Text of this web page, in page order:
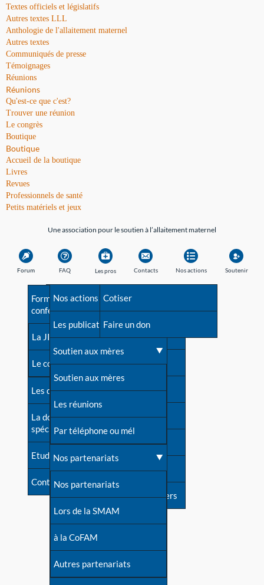
Textes officiels et législatifs
Autres textes LLL
Anthologie de l'allaitement maternel
Autres textes
Communiqués de presse
Témoignages
Réunions
Réunions
Qu'est-ce que c'est?
Trouver une réunion
Le congrès
Boutique
Boutique
Accueil de la boutique
Livres
Revues
Professionnels de santé
Petits matériels et jeux
Une association pour le soutien à l’allaitement maternel
Forum FAQ
Avant la naissance
Les débuts
Une difficulté d'allaitement ?
Cas particuliers
Mythes et vérités
Devenir animatrice ?
Une question sur le site
Les pros
Formations et
conférences
La JIA
Le congrès
Les dossiers de l'allaitement
La documentation
spécialisée
Etudes récentes
Contact
Contacts
Besoin d'aide?
Répertoire de tous les
contacts
Contact presse
Dossier de presse
Soutenir LLL
Livre d'or
Forum
S'inscrire à nos newsletters
Nos actions
Nos actions
Les publications
Soutien aux mères
Soutien aux mères
Les réunions
Par téléphone ou mél
Nos partenariats
Nos partenariats
Lors de la SMAM
à la CoFAM
Autres partenariats
Soutenir
Cotiser
Faire un don